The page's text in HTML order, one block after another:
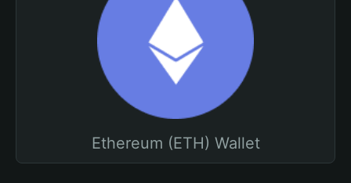
Ethereum (ETH) Wallet